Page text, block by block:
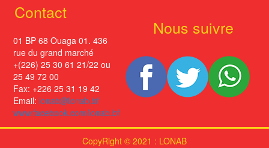
Contact
01 BP 68 Ouaga 01. 436
rue du grand marché
+(226) 25 30 61 21/22 ou
25 49 72 00
Fax: +226 25 31 19 42
Email: lonab@lonab.bf
www.facebook.com/lonab.bf
Nous suivre
CopyRight © 2021 : LONAB